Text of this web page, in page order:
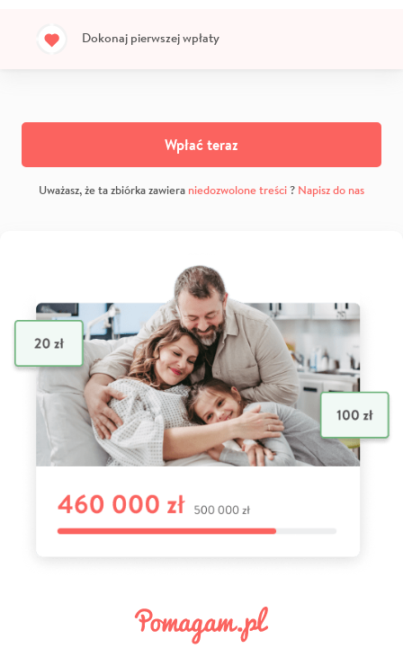
Dokonaj pierwszej wpłaty
Wpłać teraz
Uważasz, że ta zbiórka zawiera niedozwolone treści? Napisz do nas